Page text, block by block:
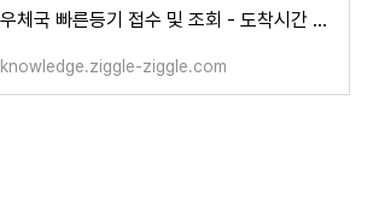
우체국 빠른등기 접수 및 조회 - 도착시간 가격 보내는법 규격/규격외 구분방법
knowledge.ziggle-ziggle.com